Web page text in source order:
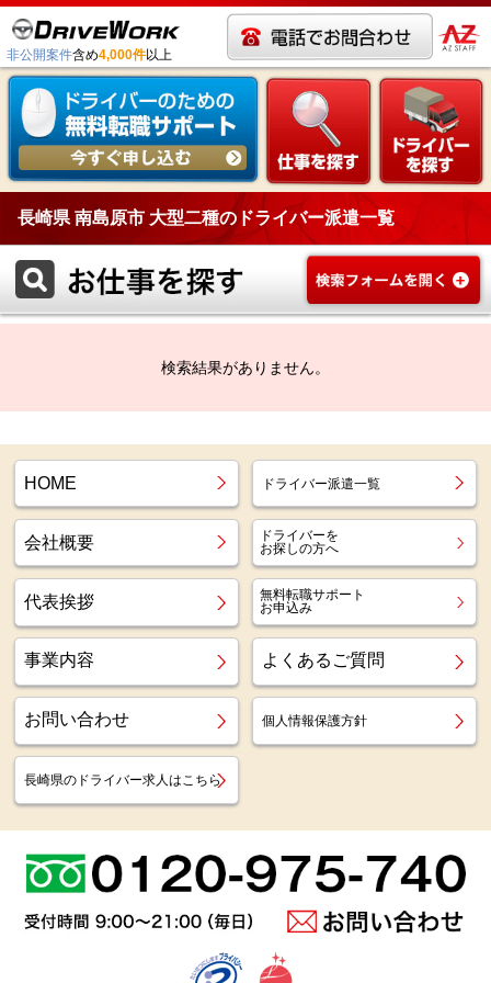
非公開案件含め4,000件以上
長崎県 南島原市 大型二種のドライバー派遣一覧
検索結果がありません。
HOME ドライバー派遣一覧
会社概要
ドライバーを
お探しの方へ
代表挨拶
無料転職サポート
お申込み
事業内容 よくあるご質問
お問い合わせ 個人情報保護方針
長崎県のドライバー求人はこちら